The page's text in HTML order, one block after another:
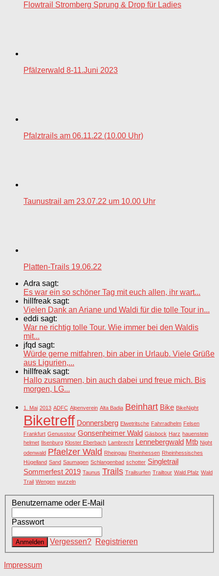
Flowtrail Stromberg Sprung & Drop für Ladies
Pfälzerwald 8-11.Juni 2023
Pfalztrails am 06.11.22 (10.00 Uhr)
Taunustrail am 23.07.22 um 10.00 Uhr
Platten-Trails 19.06.22
Adra sagt:
Es war ein so schöner Tag mit euch allen, ihr wart...
hillfreak sagt:
Vielen Dank an Ariane und Waldi für die tolle Tour in...
eddi sagt:
War ne richtig tolle Tour. Wie immer bei den Waldis
mit...
jfqd sagt:
Würde gerne mitfahren, bin aber in Urlaub. Viele Grüße
aus Ligurien,...
hillfreak sagt:
Hallo zusammen, bin auch dabei und freue mich. Bis
morgen, LG...
1. Mai 2013 ADFC Alpenverein Alta Badia Beinhart Bike BikeNight
Biketreff Donnersberg Elwetritsche Fahrradhelm Felsen
Frankfurt Genusstour Gonsenheimer Wald Gäsbock Harz hauenstein
helmet
Ilsenburg Kloster Eberbach Lambrecht Lennebergwald Mtb Night
odenwald Pfaelzer Wald Rheingau Rheinhessen Rheinhessisches
Hügelland Sand Saumagen Schlangenbad schotter Singletrail
Sommerfest 2019 Taunus Trails Trailsurfen Trailtour Wald Pfalz Wald
Trail Wengen wurzeln
Benutzername oder E-Mail
Passwort
Vergessen? Registrieren
Impressum